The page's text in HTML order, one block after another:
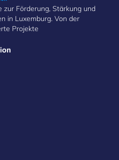
Förderung, Stärkung und
in Luxemburg. Von der
Projekte